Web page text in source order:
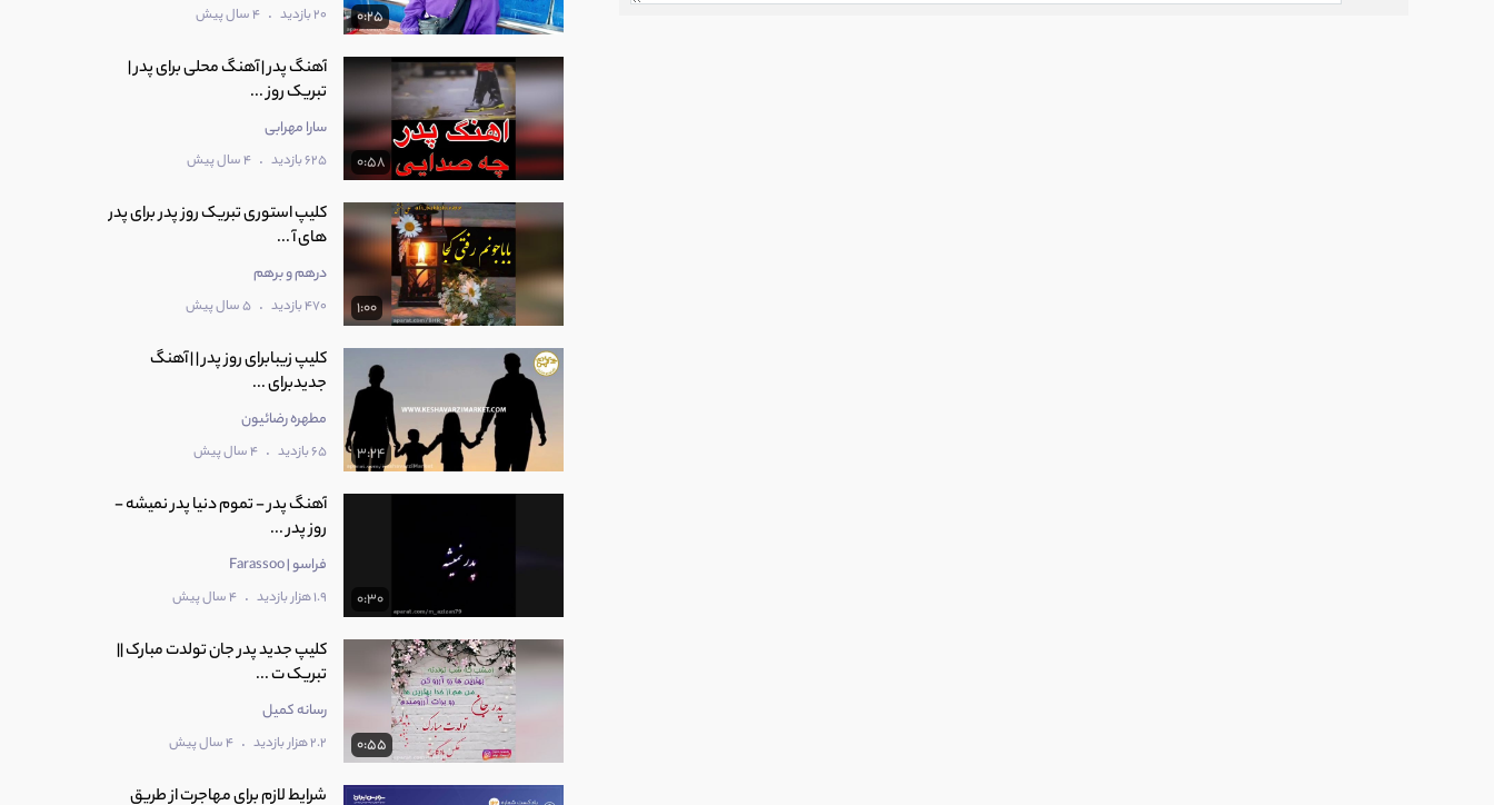
0:25 20 بازدید . 4 سال پیش
0:58
آهنگ پدر | آهنگ محلی برای پدر |
تبریک روز ...
سارا مهرابی
625 بازدید . 4 سال پیش
1:00
کلیپ استوری تبریک روز پدر برای پدر
های آ ...
درهم و برهم
470 بازدید . 5 سال پیش
3:24
کلیپ زیبابرای روز پدر | | آهنگ
جدیدبرای ...
مطهره رضائیون
65 بازدید . 4 سال پیش
0:30
آهنگ پدر - تموم دنیا پدر نمیشه -
روز پدر ...
فراسو | Farassoo
1.9 هزار بازدید . 4 سال پیش
0:55
کلیپ جدید پدر جان تولدت مبارک ||
تبریک ت ...
رسانه کمیل
2.2 هزار بازدید . 4 سال پیش
شرایط لازم برای مهاجرت از طریق